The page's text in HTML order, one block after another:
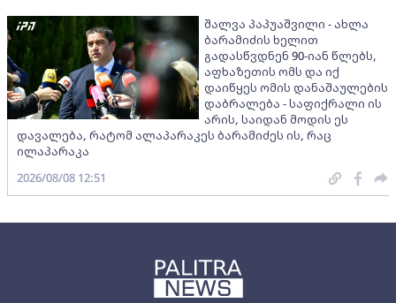
შალვა პაპუაშვილი - ახლა
ბარამიძის ხელით
გადასწვდნენ 90-იან წლებს,
აფხაზეთის ომს და იქ
დაიწყეს ომის დანაშაულების
დაბრალება - საფიქრალი ის
არის, საიდან მოდის ეს
დავალება, რატომ ალაპარაკეს ბარამიძეს ის, რაც
ილაპარაკა
2026/08/08 12:51